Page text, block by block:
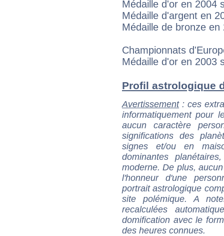
Médaille d'or en 2004
Médaille d'argent en
Médaille de bronze
Championnats
Médaille d'or en 2003
Profil astrologique
Avertissement: ces
informatiquement pour
aucun caractère
significations des
signes et/ou en
dominantes
moderne. De plus,
l'honneur d'une
portrait astrologique
site polémique. A
recalculées
domification avec le
des heures connues.